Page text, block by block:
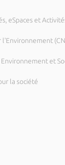
eSpaces et
l'Environnement
et
la société